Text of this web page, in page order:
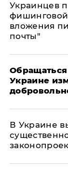
Украинцев
фишинговой
вложения
почты"
Украине
В Украине